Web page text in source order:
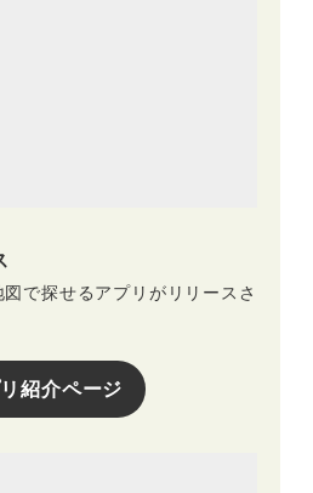
で探せるアプリがリリースさ
紹介ページ